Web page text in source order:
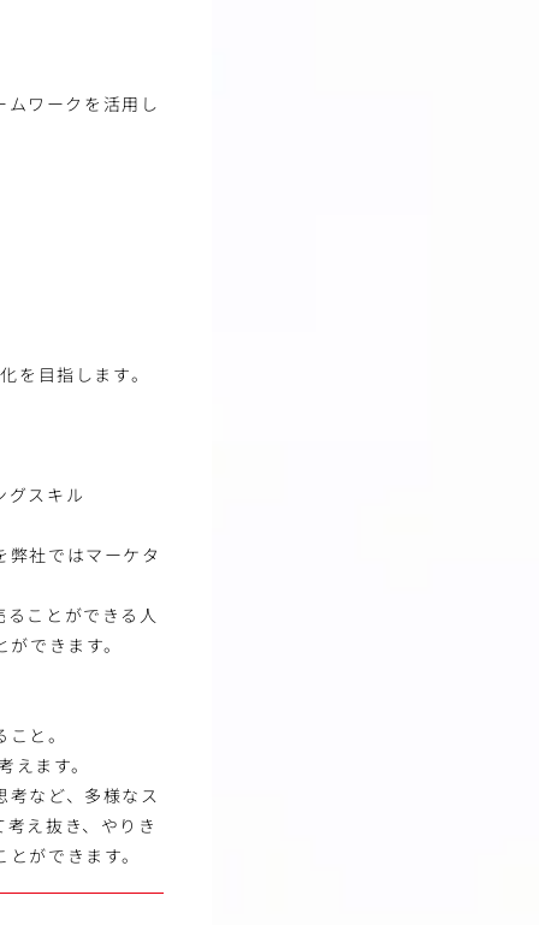
ムワークを活用し
を目指します。
グスキル
社ではマーケタ
ことができる人
できます。
と。
ます。
など、多様なス
え抜き、やりき
ができます。